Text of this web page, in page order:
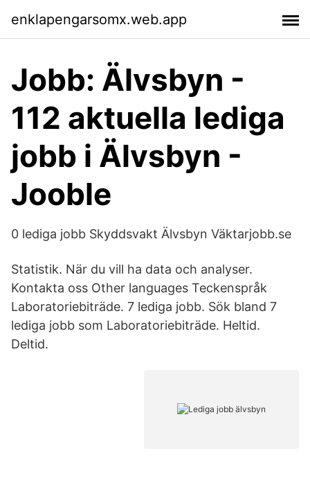
enklapengarsomx.web.app
Jobb: Älvsbyn -
112 aktuella lediga
jobb i Älvsbyn -
Jooble
0 lediga jobb Skyddsvakt Älvsbyn Väktarjobb.se
Statistik. När du vill ha data och analyser.
Kontakta oss Other languages Teckenspråk
Laboratoriebiträde. 7 lediga jobb. Sök bland 7
lediga jobb som Laboratoriebiträde. Heltid.
Deltid.